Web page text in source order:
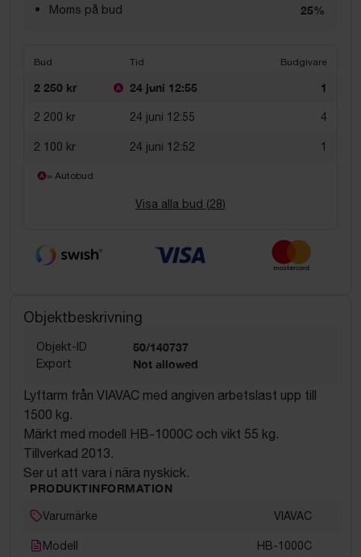
Moms på bud 25%
Bud Tid Budgivare
2 250 kr 24 juni 12:55 1
2 200 kr 24 juni 12:55 4
2 100 kr 24 juni 12:52 1
= Autobud
Visa alla bud (28)
Objektbeskrivning
Objekt-ID 50/140737
Export Not allowed
Lyftarm från VIAVAC med angiven arbetslast upp till
1500 kg.
Märkt med modell HB-1000C och vikt 55 kg.
Tillverkad 2013.
Ser ut att vara i nära nyskick.
PRODUKTINFORMATION
Varumärke VIAVAC
Modell HB-1000C